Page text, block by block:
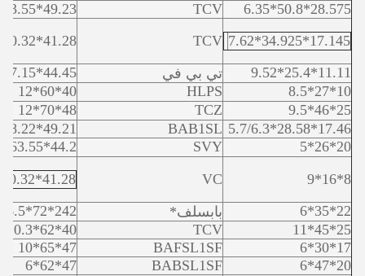
28.575*50.8*6.35
TCV
49.23*63.55*7.95
17.145*34.925*7.62
TCV
41.28*60.32*9.5
11.11*25.4*9.52
تي بي في
44.45*57.15*7.9
10*27*8.5
HLPS
40*60*12
25*46*9.5
TCZ
48*70*12
17.46*28.58*5.7/6.3
BAB1SL
49.21*68.22*7.9
20*26*5
SVY
44.2*63.55*10
8*16*9
VC
41.28*60.32*9.5
22*35*6
بابسلف*
242*72*6.5
25*45*11
TCV
40*62*9/10.3
17*30*6
BAFSL1SF
47*65*10
20*47*6
BABSL1SF
47*62*6